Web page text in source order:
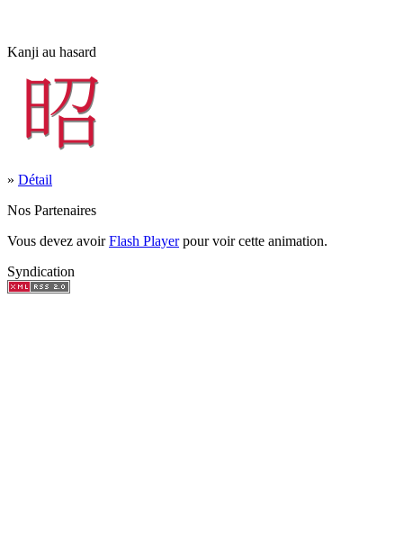
Kanji au hasard
» Détail
Nos Partenaires
Vous devez avoirFlash Playerpour voir cette animation.
Syndication